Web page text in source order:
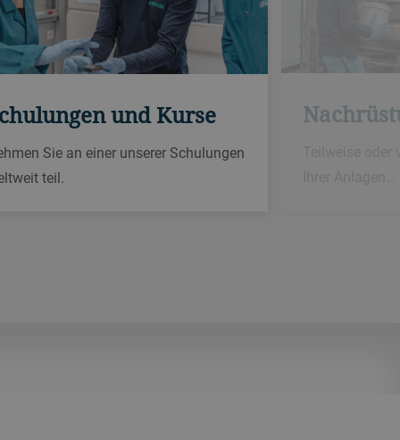
und Kurse
Sie an einer unserer Schulungen
teil.